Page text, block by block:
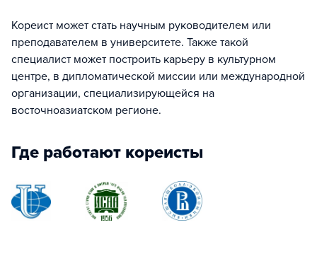
Кореист может стать научным руководителем или
преподавателем в университете. Также такой
специалист может построить карьеру в культурном
центре, в дипломатической миссии или международной
организации, специализирующейся на
восточноазиатском регионе.
Где работают кореисты